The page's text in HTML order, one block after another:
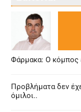
Φάρμακα: Ο κόμπος
Προβλήματα δεν
όμιλοι..